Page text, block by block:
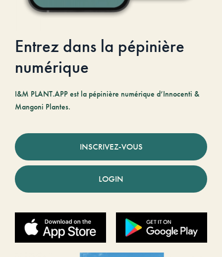
Entrez dans la pépinière
numérique
I&M PLANT.APP est la pépinière numérique d’Innocenti &
Mangoni Plantes.
INSCRIVEZ-VOUS
LOGIN